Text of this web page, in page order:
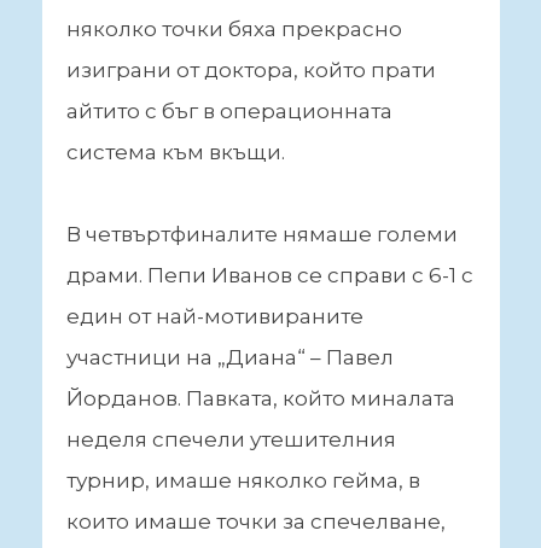
няколко точки бяха прекрасно
изиграни от доктора, който прати
айтито с бъг в операционната
система към вкъщи.
В четвъртфиналите нямаше големи
драми. Пепи Иванов се справи с 6-1 с
един от най-мотивираните
участници на „Диана“ – Павел
Йорданов. Павката, който миналата
неделя спечели утешителния
турнир, имаше няколко гейма, в
които имаше точки за спечелване,